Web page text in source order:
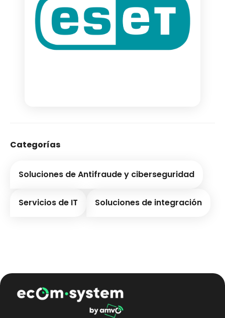
Categorías
Soluciones de Antifraude y ciberseguridad
Servicios de IT Soluciones de integración